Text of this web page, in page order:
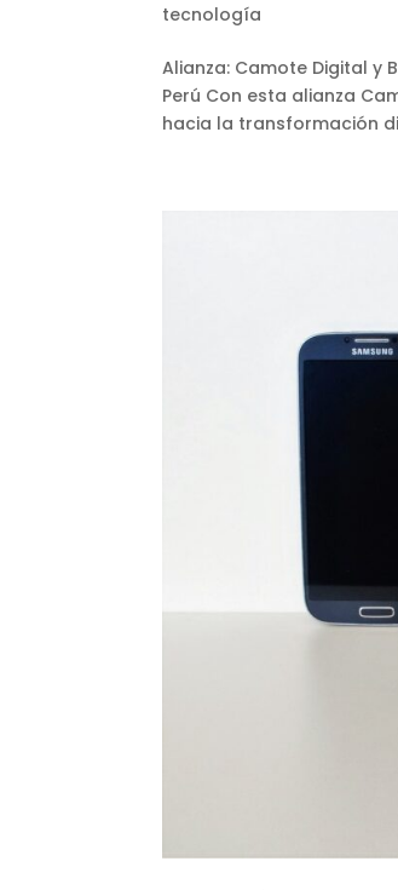
tecnología
Alianza: Camote Digital y
Perú Con esta alianza
hacia la transformación